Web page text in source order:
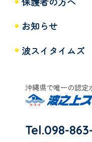
お知らせ
波スイタイムズ
沖縄県で唯一の認定
Tel.098-